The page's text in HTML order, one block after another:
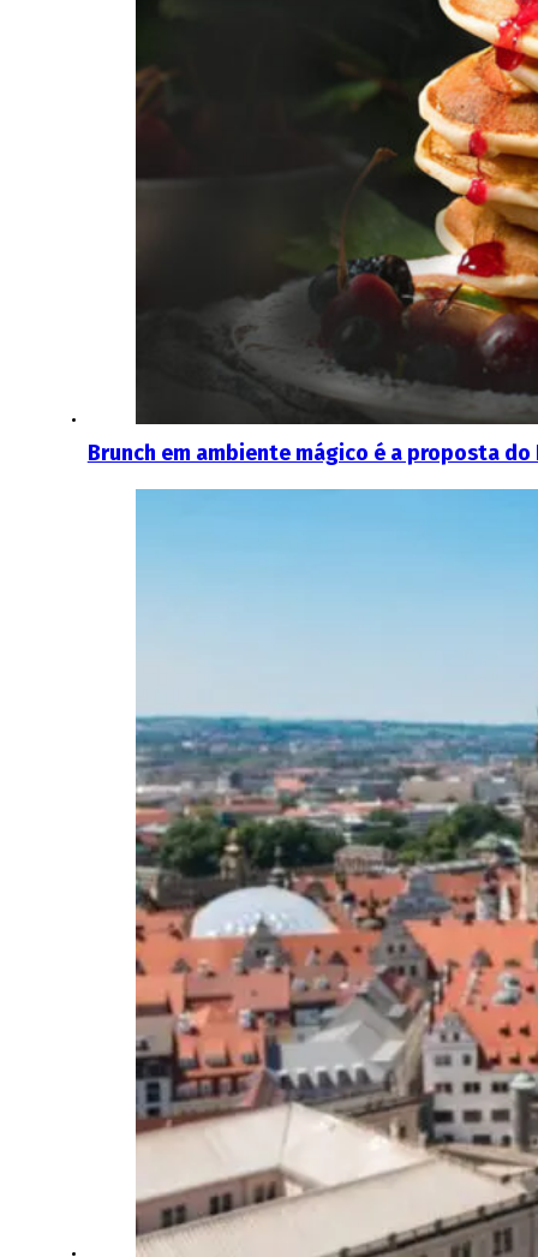
Brunch em ambiente mágico é a proposta